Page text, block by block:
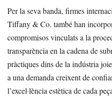
Per la seva banda, firmes
Tiffany & Co. també han
compromisos vinculats a la
transparència en la cadena de
pràctiques dins de la indústria
a una demanda creixent de
l’excel·lència estètica de cada